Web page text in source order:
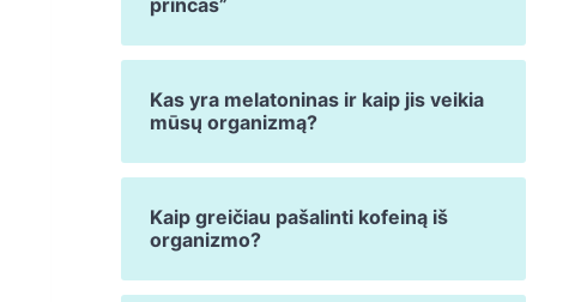
princas”
Kas yra melatoninas ir kaip jis veikia
mūsų organizmą?
Kaip greičiau pašalinti kofeiną iš
organizmo?